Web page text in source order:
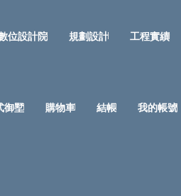
位設計院 規劃設計 工程實績
御墅 購物車 結帳 我的帳號